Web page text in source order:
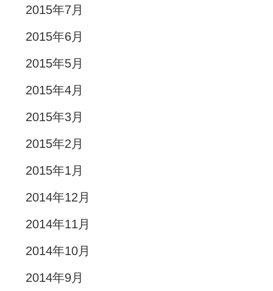
2015年7月
2015年6月
2015年5月
2015年4月
2015年3月
2015年2月
2015年1月
2014年12月
2014年11月
2014年10月
2014年9月